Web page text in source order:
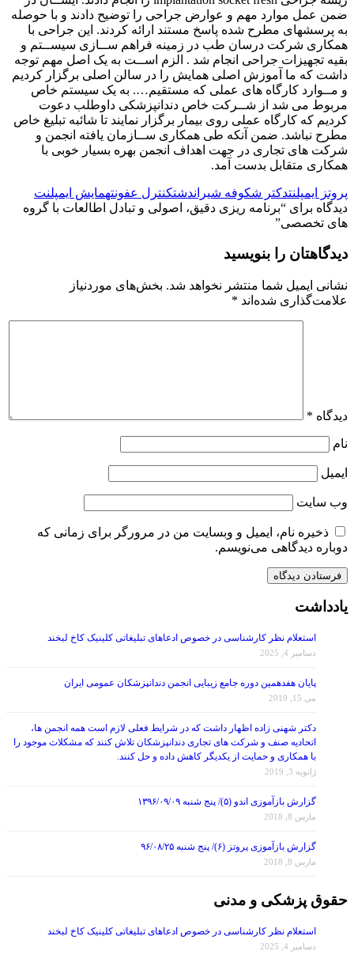
ضمن عمل موارد مهم و عوارض جراحی را توضیح دادند و با حوصله
به پرسشهای مطرح شده پاسخ مستند ارائه کردند. این جراحی با
همکاری شرکت درسان طب در زمینه فراهم ســازی سیســتم و
بقیه تجهیزات جراحی انجام شد . الزم اســت به یک اصل مهم توجه
داشت که ما آموزش اصلی همایش را در سالن اصلی برگزار کردیم
و مــوارد کارگاه های عملی که مستقیم…. به یک سیستم خاص
مربوط می شد از شــرکت خاص دندانپزشکی داوطلب دعوت
کردیم که کارگاه عملی روی بیمار برگزار نمایند تا شائبه تبلیغ خاص
مطرح نباشد. ضمن آنکه طی همکاری ســازمان یافته انجمن و
شرکت های تجاری در جهت اهداف انجمن بهره بسیار خوبی با
همکاری متقابل بدست آمد.
پروتز ایمپلنتدکتر شکوفه شیراندشتکنترل عفونتهمایش ایمپلنت
دیدگاه برای “برنامه ریزی دقیق، اصولی و تبادل اطالعات با گروه
های تخصصی”
دیدگاهتان را بنویسید
نشانی ایمیل شما منتشر نخواهد شد. بخش‌های موردنیاز
علامت‌گذاری شده‌اند *
دیدگاه *
نام
ایمیل
وب‌ سایت
ذخیره نام، ایمیل و وبسایت من در مرورگر برای زمانی که
دوباره دیدگاهی می‌نویسم.
یادداشت
استعلام نظر کارشناسی در خصوص ادعاهای تبلیغاتی کلینیک کاخ لبخند
دسامبر 4, 2025
پایان هفدهمین دوره جامع زیبایی انجمن دندانپزشکان عمومی ایران
می 15, 2019
دکتر شهنی زاده اظهار داشت که در شرایط فعلی لازم است همه انجمن ها،
اتحادیه صنف و شرکت های تجاری دندانپزشکان تلاش کنند که مشکلات موجود را
با همکاری و حمایت از یکدیگر کاهش داده و حل کنند.
ژانویه 3, 2019
گزارش بازآموزی اندو (۵)/ پنج شنبه ۱۳۹۶/۰۹/۰۹
مارس 8, 2018
گزارش بازآموزی پروتز (۶)/ پنج شنبه ۹۶/۰۸/۲۵
مارس 8, 2018
حقوق پزشکی و مدنی
استعلام نظر کارشناسی در خصوص ادعاهای تبلیغاتی کلینیک کاخ لبخند
دسامبر 4, 2025